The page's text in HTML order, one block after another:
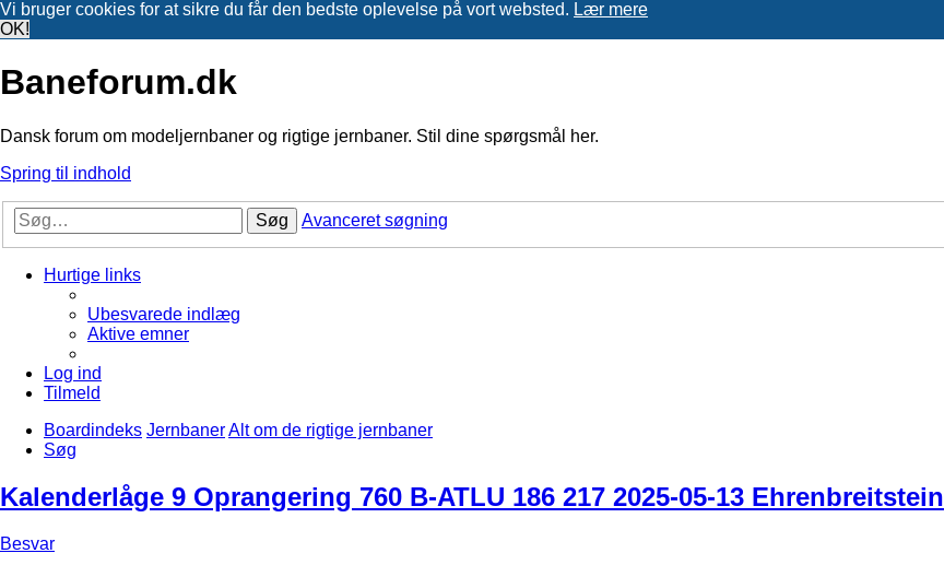
Vi bruger cookies for at sikre du får den bedste oplevelse på vort websted. Lær mere
OK!
Baneforum.dk
Dansk forum om modeljernbaner og rigtige jernbaner. Stil dine spørgsmål her.
Spring til indhold
Søg Avanceret søgning
Hurtige links
Ubesvarede indlæg
Aktive emner
Log ind
Tilmeld
Boardindeks JernbanerAlt om de rigtige jernbaner
Søg
Kalenderlåge 9 Oprangering 760 B-ATLU 186 217 2025-05-13 Ehrenbreitstein
Besvar